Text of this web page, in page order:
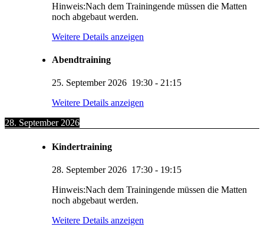
Hinweis:Nach dem Trainingende müssen die Matten
noch abgebaut werden.
Weitere Details anzeigen
Abendtraining
25. September 2026 19:30 - 21:15
Weitere Details anzeigen
28. September 2026
Kindertraining
28. September 2026 17:30 - 19:15
Hinweis:Nach dem Trainingende müssen die Matten
noch abgebaut werden.
Weitere Details anzeigen